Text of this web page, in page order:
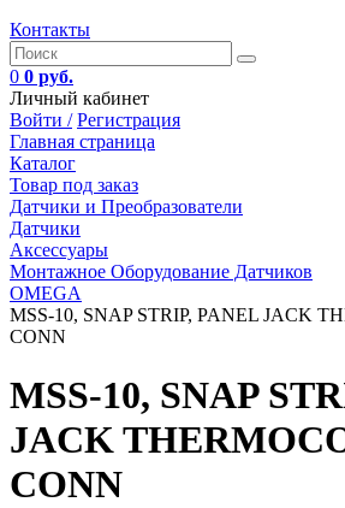
Контакты
0 0 руб.
Личный кабинет
Войти / Регистрация
Главная страница
Каталог
Товар под заказ
Датчики и Преобразователи
Датчики
Аксессуары
Монтажное Оборудование Датчиков
OMEGA
MSS-10, SNAP STRIP, PANEL JACK
CONN
MSS-10, SNAP
JACK
CONN